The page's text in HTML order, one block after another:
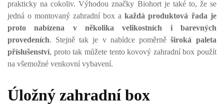
prakticky na cokoliv. Výhodou značky Biohort je také to, že se
jedná o montovaný zahradní box a každá produktová řada je
proto nabízena v několika velikostních i barevných
provedeních. Stejně tak je v nabídce poměrně široká paleta
příslušenství, proto tak můžete tento kovový zahradní box použít
na všemožné venkovní vybavení.
Úložný zahradní box